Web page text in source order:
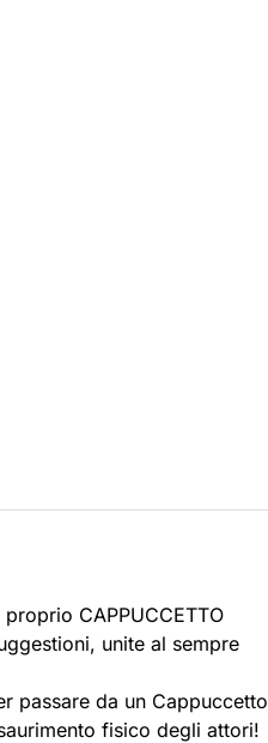
CAPPUCCETTO
unite al sempre
passare da un Cappuccetto
fisico degli attori!